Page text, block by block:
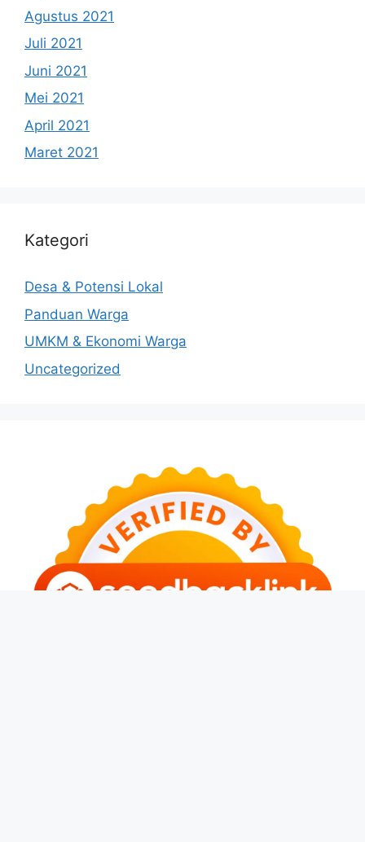
Agustus 2021
Juli 2021
Juni 2021
Mei 2021
April 2021
Maret 2021
Kategori
Desa & Potensi Lokal
Panduan Warga
UMKM & Ekonomi Warga
Uncategorized